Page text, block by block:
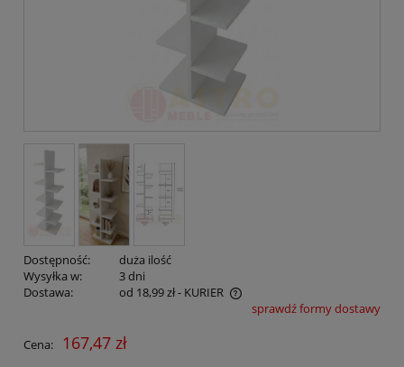
Dostępność:
duża ilość
Wysyłka w:
3 dni
Dostawa:
od 18,99 zł- KURIER
Cena nie zawiera ewentualnych kosztów płatnościsprawdź formy dostawy
Cena: 167,47 zł